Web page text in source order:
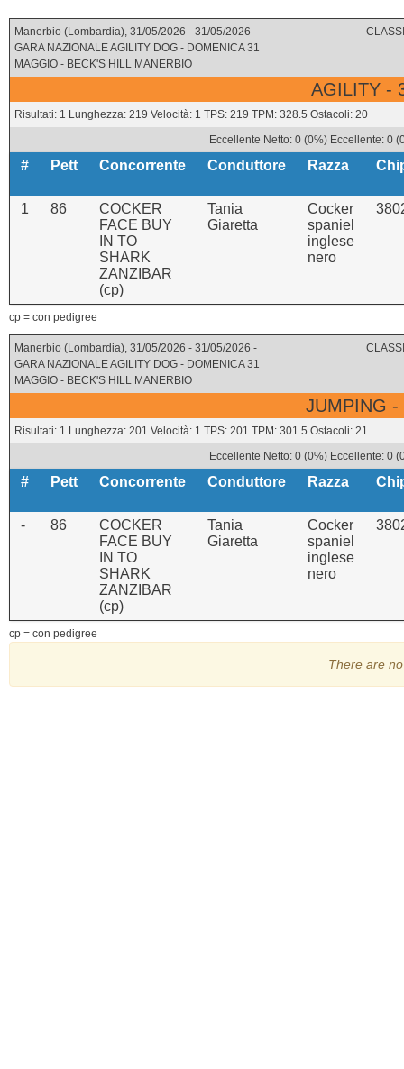
Manerbio (Lombardia), 31/05/2026 - 31/05/2026 -
GARA NAZIONALE AGILITY DOG - DOMENICA 31
MAGGIO - BECK'S HILL MANERBIO
AGILITY -
Risultati: 1 Lunghezza: 219 Velocità: 1 TPS: 219 TPM: 328.5 Ostacoli: 20
Eccellente Netto: 0 (0%) Eccellente: 0
# Pett Concorrente Conduttore Razza
1 86
COCKER
FACE BUY
IN TO
SHARK
ZANZIBAR
(cp)
Tania
Giaretta
Cocker
spaniel
inglese
nero
cp = con pedigree
Manerbio (Lombardia), 31/05/2026 - 31/05/2026 -
GARA NAZIONALE AGILITY DOG - DOMENICA 31
MAGGIO - BECK'S HILL MANERBIO
JUMPING -
Risultati: 1 Lunghezza: 201 Velocità: 1 TPS: 201 TPM: 301.5 Ostacoli: 21
Eccellente Netto: 0 (0%) Eccellente: 0
# Pett Concorrente Conduttore Razza
- 86
COCKER
FACE BUY
IN TO
SHARK
ZANZIBAR
(cp)
Tania
Giaretta
Cocker
spaniel
inglese
nero
cp = con pedigree
There are